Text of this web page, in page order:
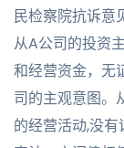
民检察院抗诉意
从A公司的投资
和经营资金，无
司的主观意图。
的经营活动,没